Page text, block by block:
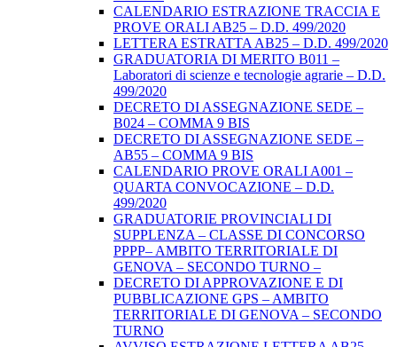
CALENDARIO ESTRAZIONE TRACCIA E
PROVE ORALI AB25 – D.D. 499/2020
LETTERA ESTRATTA AB25 – D.D. 499/2020
GRADUATORIA DI MERITO B011 –
Laboratori di scienze e tecnologie agrarie – D.D.
499/2020
DECRETO DI ASSEGNAZIONE SEDE –
B024 – COMMA 9 BIS
DECRETO DI ASSEGNAZIONE SEDE –
AB55 – COMMA 9 BIS
CALENDARIO PROVE ORALI A001 –
QUARTA CONVOCAZIONE – D.D.
499/2020
GRADUATORIE PROVINCIALI DI
SUPPLENZA – CLASSE DI CONCORSO
PPPP– AMBITO TERRITORIALE DI
GENOVA – SECONDO TURNO –
DECRETO DI APPROVAZIONE E DI
PUBBLICAZIONE GPS – AMBITO
TERRITORIALE DI GENOVA – SECONDO
TURNO